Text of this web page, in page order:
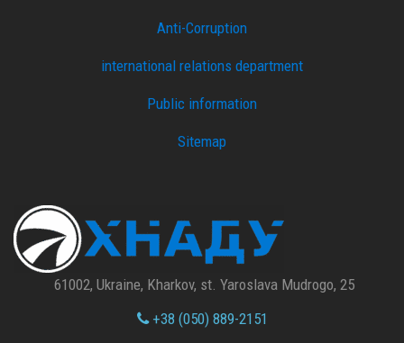
Anti-Corruption
international relations department
Public information
Sitemap
61002, Ukraine, Kharkov, st. Yaroslava Mudrogo, 25
+38 (050) 889-2151